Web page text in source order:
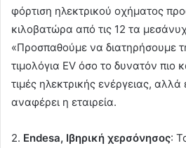
φόρτιση ηλεκτρικού οχήματος
κιλοβατώρα από τις 12 τα
«Προσπαθούμε να διατηρήσουμε
τιμολόγια EV όσο το δυνατόν πιο
τιμές ηλεκτρικής ενέργειας, αλλά
αναφέρει η εταιρεία.
2. Endesa, Ιβηρική χερσόνησος: